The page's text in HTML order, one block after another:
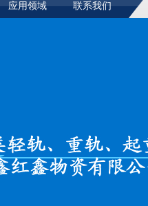
应用领域 联系我们